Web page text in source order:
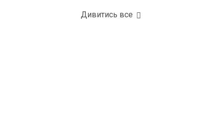
Дивитись все